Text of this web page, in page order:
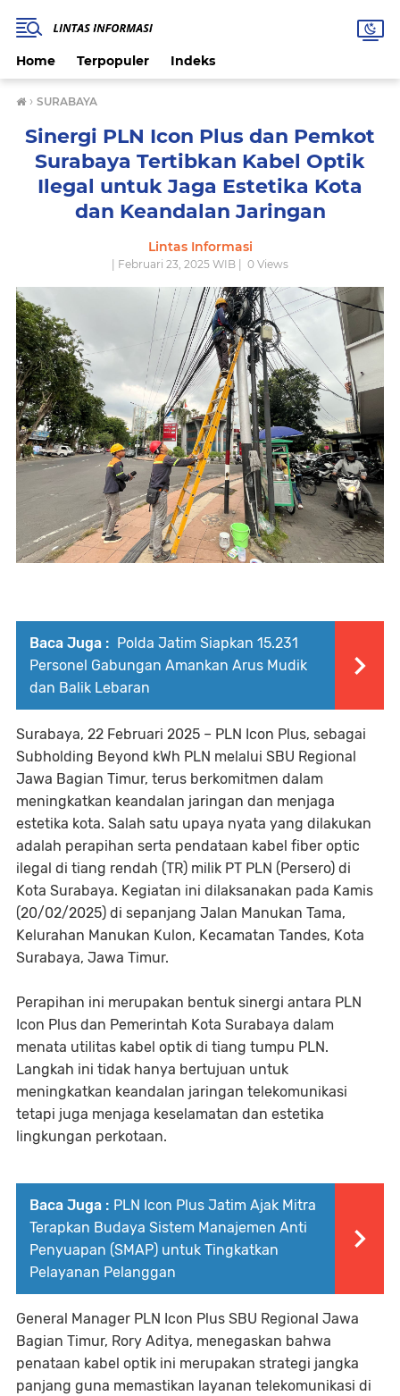
Home Terpopuler Indeks
› SURABAYA
Sinergi PLN Icon Plus dan Pemkot
Surabaya Tertibkan Kabel Optik
Ilegal untuk Jaga Estetika Kota
dan Keandalan Jaringan
Lintas Informasi
| Februari 23, 2025 WIB | 0 Views
Baca Juga : Polda Jatim Siapkan 15.231
Personel Gabungan Amankan Arus Mudik
dan Balik Lebaran
Surabaya, 22 Februari 2025 – PLN Icon Plus, sebagai
Subholding Beyond kWh PLN melalui SBU Regional
Jawa Bagian Timur, terus berkomitmen dalam
meningkatkan keandalan jaringan dan menjaga
estetika kota. Salah satu upaya nyata yang dilakukan
adalah perapihan serta pendataan kabel fiber optic
ilegal di tiang rendah (TR) milik PT PLN (Persero) di
Kota Surabaya. Kegiatan ini dilaksanakan pada Kamis
(20/02/2025) di sepanjang Jalan Manukan Tama,
Kelurahan Manukan Kulon, Kecamatan Tandes, Kota
Surabaya, Jawa Timur.
Perapihan ini merupakan bentuk sinergi antara PLN
Icon Plus dan Pemerintah Kota Surabaya dalam
menata utilitas kabel optik di tiang tumpu PLN.
Langkah ini tidak hanya bertujuan untuk
meningkatkan keandalan jaringan telekomunikasi
tetapi juga menjaga keselamatan dan estetika
lingkungan perkotaan.
Baca Juga : PLN Icon Plus Jatim Ajak Mitra
Terapkan Budaya Sistem Manajemen Anti
Penyuapan (SMAP) untuk Tingkatkan
Pelayanan Pelanggan
General Manager PLN Icon Plus SBU Regional Jawa
Bagian Timur, Rory Aditya, menegaskan bahwa
penataan kabel optik ini merupakan strategi jangka
panjang guna memastikan layanan telekomunikasi di